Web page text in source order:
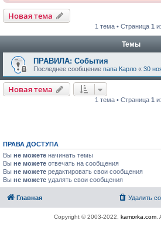
Новая тема
1 тема • Страница 1
Темы
ПРАВИЛА: События
Последнее сообщение папа Карло « 30
Новая тема
1 тема • Страница 1
ПРАВА ДОСТУПА
Вы не можете начинать темы
Вы не можете отвечать на сообщения
Вы не можете редактировать свои сообщения
Вы не можете удалять свои сообщения
Главная Удалить
Copyright © 2003-2022, kamorka.com.